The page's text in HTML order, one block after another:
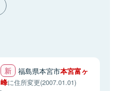
福島県本宮市本宮富ヶ
峰に住所変更(2007.01.01)